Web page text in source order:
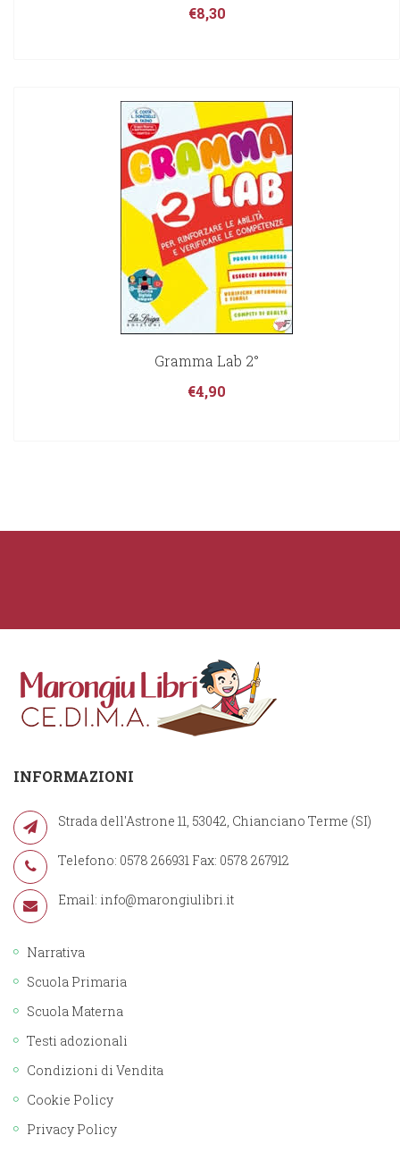
€8,30
Gramma Lab 2°
€4,90
INFORMAZIONI
Strada dell'Astrone 11, 53042, Chianciano Terme (SI)
Telefono: 0578 266931 Fax: 0578 267912
Email: info@marongiulibri.it
Narrativa
Scuola Primaria
Scuola Materna
Testi adozionali
Condizioni di Vendita
Cookie Policy
Privacy Policy